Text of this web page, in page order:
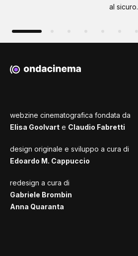
al sicuro.
webzine cinematografica fondata da
Elisa Goolvart e Claudio Fabretti
design originale e sviluppo a cura di
Edoardo M. Cappuccio
redesign a cura di
Gabriele Brombin
Anna Quaranta